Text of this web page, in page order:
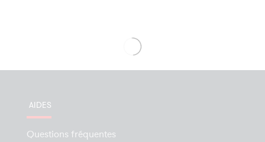
AIDES
Questions fréquentes